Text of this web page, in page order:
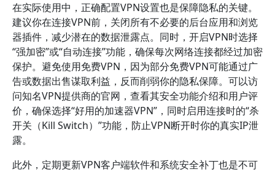
在实际使用中，正确配置VPN设置也是保障隐私的关键。
建议你在连接VPN前，关闭所有不必要的后台应用和浏览
器插件，减少潜在的数据泄露点。同时，开启VPN时选择
“强加密”或“自动连接”功能，确保每次网络连接都经过加密
保护。避免使用免费VPN，因为部分免费VPN可能通过广
告或数据出售谋取利益，反而削弱你的隐私保障。可以访
问知名VPN提供商的官网，查看其安全功能介绍和用户评
价，确保选择“好用的加速器VPN”，同时启用连接时的“杀
开关（Kill Switch）”功能，防止VPN断开时你的真实IP泄
露。
此外，定期更新VPN客户端软件和系统安全补丁也是不可